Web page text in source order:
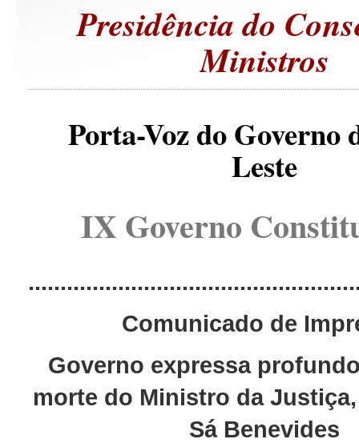
Presidência do
Ministros
Porta-Voz do Governo
Leste
IX Governo
Comunicado de
Governo expressa
morte do Ministro da
Sá Benevides